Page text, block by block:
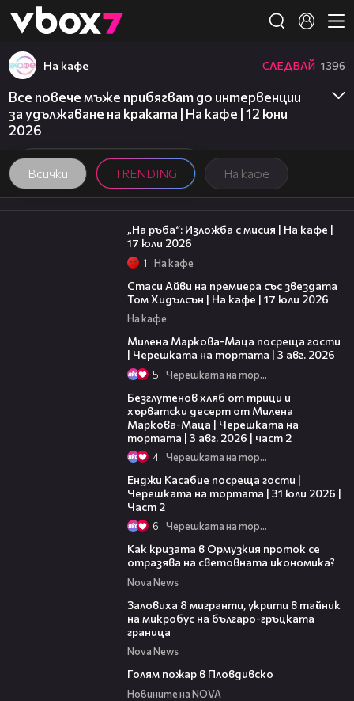
👾
Всички TRENDING На кафе
На кафе СЛЕДВАЙ 1396
Все повече мъже прибягват до интервенции
за удължаване на краката | На кафе | 12 юни
2026
09:09
„На ръба“: Изложба с мисия | На кафе |
17 юли 2026
1 На кафе
Стаси Айви на премиера със звездата
Том Хидълсън | На кафе | 17 юли 2026
На кафе
Милена Маркова-Маца посреща гости
| Черешката на тортата | 3 авг. 2026
5 Черешката на тортата
Безглутенов хляб от трици и
хърватски десерт от Милена
Маркова-Маца | Черешката на
тортата | 3 авг. 2026 | част 2
4 Черешката на тортата
Енджи Касабие посреща гости |
Черешката на тортата | 31 юли 2026 |
Част 2
6 Черешката на тортата
Как кризата в Ормузкия проток се
отразява на световната икономика?
Nova News
Заловиха 8 мигранти, укрити в тайник
на микробус на българо-гръцката
граница
Nova News
Голям пожар в Пловдивско
Новините на NOVA